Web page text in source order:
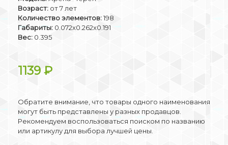
Возраст: от 7 лет
Количество элементов:198
Габариты: 0.072x0.262x0.191
Вес: 0.395
1139 ₽
Обратите внимание, что товары одного наименования
могут быть представлены у разных продавцов.
Рекомендуем воспользоваться поиском по названию
или артикулу для выбора лучшей цены.